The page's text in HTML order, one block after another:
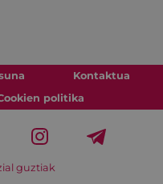
Kontaktua
politika
guztiak